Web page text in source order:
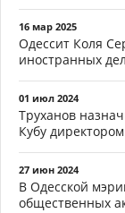
16 мар 2025
Одессит Коля
иностранных дел
01 июл 2024
Труханов
Кубу
27 июн 2024
В Одесской
общественных